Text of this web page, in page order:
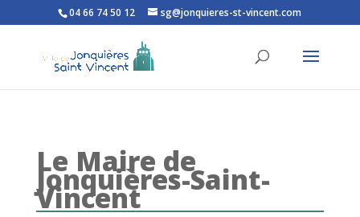
Ouvrir la barre d’outils
04 66 74 50 12 sg@jonquieres-st-vincent.com
Le Maire de
Jonquières-Saint-
Vincent